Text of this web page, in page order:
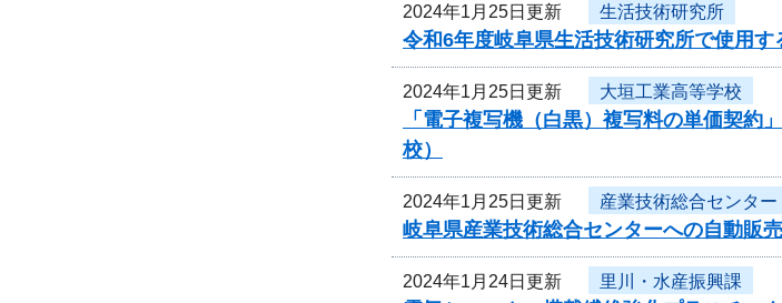
2024年1月25日更新 生活技術研究所
令和6年度岐阜県生活技術研究所で使用
2024年1月25日更新 大垣工業高等学校
「電子複写機（白黒）複写料の単価契
校）
2024年1月25日更新 産業技術総合センター
岐阜県産業技術総合センターへの自動販
2024年1月24日更新 里川・水産振興課